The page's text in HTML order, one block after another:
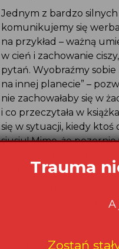
Jednym z bardzo
komunikujemy się
na przykład – ważną
w cień i zachowanie
pytań. Wyobraźmy
na innej planecie” –
nie zachowałaby się w
i co przeczytała w
się w sytuacji, kiedy ktoś
siusiu! Mimo, że
zachowywać się tak
Jasne światło jest
encefalograficzny
że wizualna stymulacja
spać zasłaniamy
że z punktu widzenia